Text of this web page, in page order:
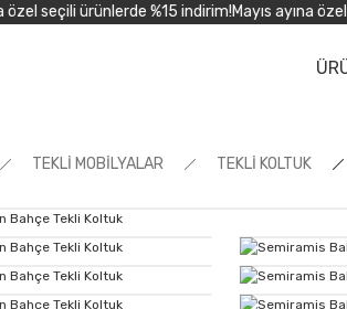
seçili ürünlerde %15 indirim!Mayıs ayına özel
TEKLİ MOBİLYALAR TEKLİ KOLTUK